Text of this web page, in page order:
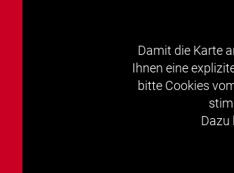
Damit die Karte
Ihnen eine
bitte Cookies
Dazu